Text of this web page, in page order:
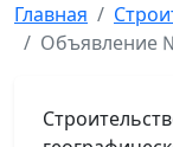
Главная
Объявление